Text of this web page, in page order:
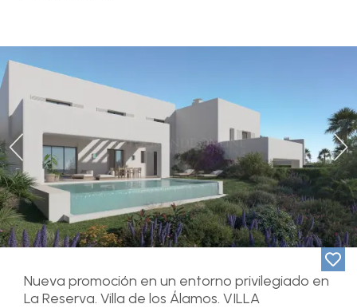
Previous
Nueva promoción en un entorno privilegiado en
La Reserva. Villa de los Álamos. VILLA